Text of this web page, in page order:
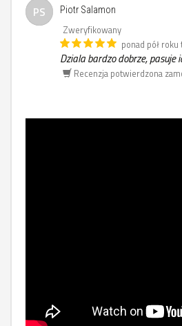
PS Piotr Salamon
Zweryfikowany
ponad pół roku
Dziala bardzo dobrze, pasuje
Recenzja potwierdzona